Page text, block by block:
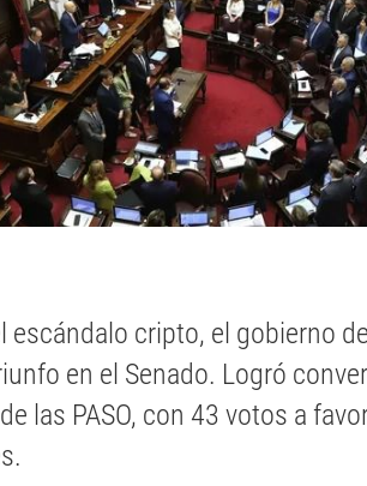
escándalo cripto, el gobierno
en el Senado. Logró
las PASO, con 43 votos a